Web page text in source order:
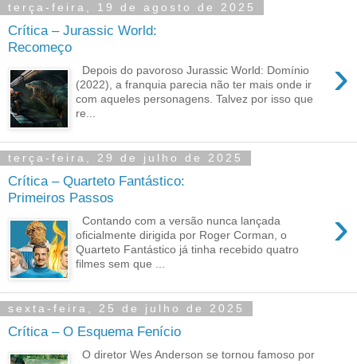
terça-feira, 19 de agosto de 2025
Crítica – Jurassic World:
Recomeço
›
Depois do pavoroso Jurassic World: Domínio
(2022), a franquia parecia não ter mais onde ir
com aqueles personagens. Talvez por isso que
re...
terça-feira, 29 de julho de 2025
Crítica – Quarteto Fantástico:
Primeiros Passos
›
Contando com a versão nunca lançada
oficialmente dirigida por Roger Corman, o
Quarteto Fantástico já tinha recebido quatro
filmes sem que ...
sexta-feira, 25 de julho de 2025
Crítica – O Esquema Fenício
O diretor Wes Anderson se tornou famoso por